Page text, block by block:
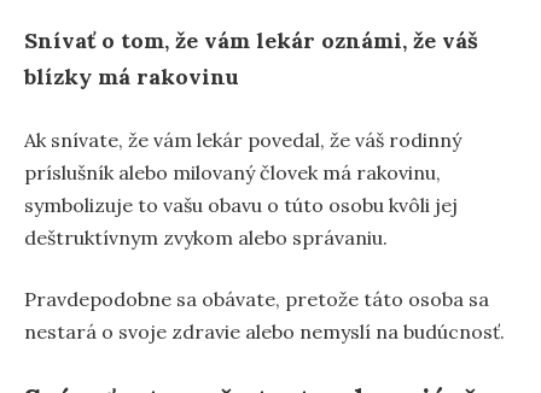
Snívať o tom, že vám lekár oznámi, že váš
blízky má rakovinu
Ak snívate, že vám lekár povedal, že váš rodinný
príslušník alebo milovaný človek má rakovinu,
symbolizuje to vašu obavu o túto osobu kvôli jej
deštruktívnym zvykom alebo správaniu.
Pravdepodobne sa obávate, pretože táto osoba sa
nestará o svoje zdravie alebo nemyslí na budúcnosť.